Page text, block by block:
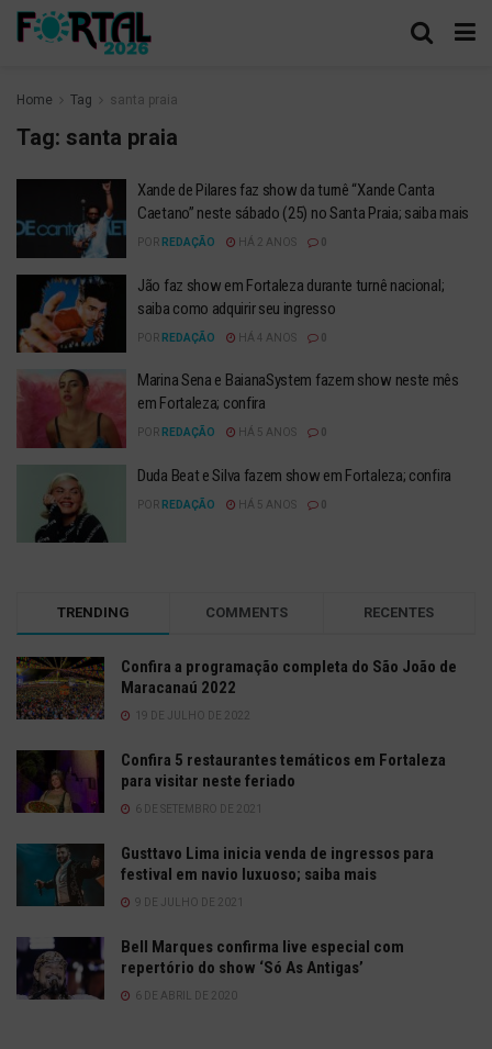
Home Tag santa praia
Tag: santa praia
Xande de Pilares faz show da turnê “Xande Canta
Caetano” neste sábado (25) no Santa Praia; saiba mais
POR REDAÇÃO HÁ 2 ANOS
Jão faz show em Fortaleza durante turnê nacional;
saiba como adquirir seu ingresso
POR REDAÇÃO HÁ 4 ANOS
Marina Sena e BaianaSystem fazem show neste mês
em Fortaleza; confira
POR REDAÇÃO HÁ 5 ANOS
Duda Beat e Silva fazem show em Fortaleza; confira
POR REDAÇÃO HÁ 5 ANOS
TRENDING COMMENTS RECENTES
Confira a programação completa do São João de
Maracanaú 2022
19 DE JULHO DE 2022
Confira 5 restaurantes temáticos em Fortaleza
para visitar neste feriado
6 DE SETEMBRO DE 2021
Gusttavo Lima inicia venda de ingressos para
festival em navio luxuoso; saiba mais
9 DE JULHO DE 2021
Bell Marques confirma live especial com
repertório do show ‘Só As Antigas’
6 DE ABRIL DE 2020